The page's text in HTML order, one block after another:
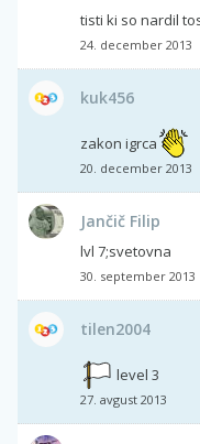
tisti ki so nardil
24. december 2013
kuk456
zakon igrca
20. december 2013
Jančič Filip
lvl 7;svetovna
30. september 2013
tilen2004
level 3
27. avgust 2013